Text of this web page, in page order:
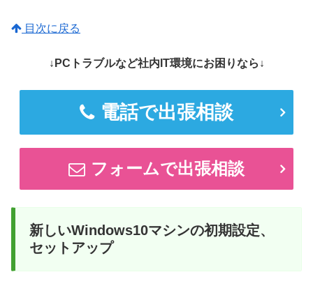
目次に戻る
↓PCトラブルなど社内IT環境にお困りなら↓
電話で出張相談
フォームで出張相談
新しいWindows10マシンの初期設定、
セットアップ